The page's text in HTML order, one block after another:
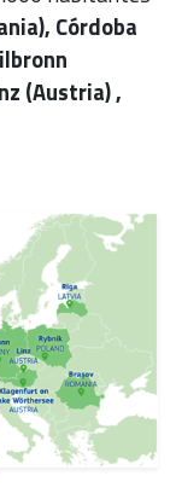
Córdoba
(Austria) ,